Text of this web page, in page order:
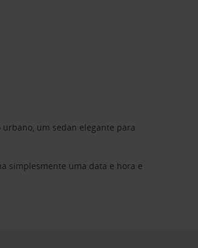
um sedan elegante para
simplesmente uma data e hora e